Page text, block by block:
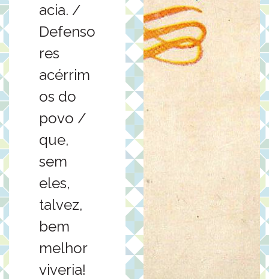
acia. /
Defenso
res
acérrim
os do
povo /
que,
sem
eles,
talvez,
bem
melhor
viveria!